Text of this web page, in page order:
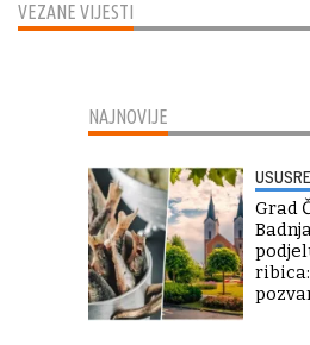
VEZANE VIJESTI
NAJNOVIJE
Grad
ribica: